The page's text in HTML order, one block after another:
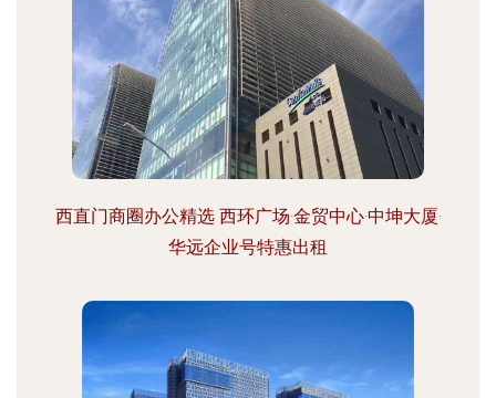
西直门商圈办公精选 西环广场·金贸中心·中坤大厦·
华远企业号特惠出租